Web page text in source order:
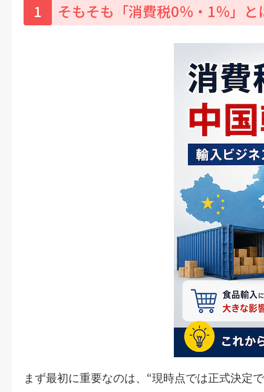
1 そもそも「消費税0％・1％」と
まず最初に重要なのは、 “現時点では正式決定